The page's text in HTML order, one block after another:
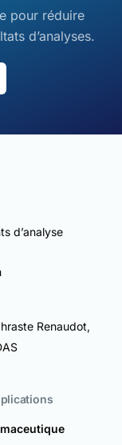
pour réduire
d’analyses.
d’analyse
Renaudot,